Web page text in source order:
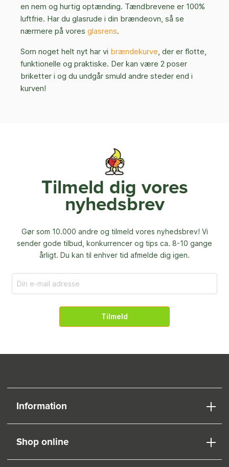
en nem og hurtig optænding. Tændbrevene er 100%
luftfrie. Har du glasrude i din brændeovn, så se
nærmere på vores glasrens.
Som noget helt nyt har vi brændekurve, der er flotte,
funktionelle og praktiske. Der kan være 2 poser
briketter i og du undgår smuld andre steder end i
kurven!
Tilmeld dig vores
nyhedsbrev
Gør som 10.000 andre og tilmeld vores nyhedsbrev! Vi
sender gode tilbud, konkurrencer og tips ca. 8-10 gange
årligt. Du kan til enhver tid afmelde dig igen.
Tilmeld
Information
Shop online